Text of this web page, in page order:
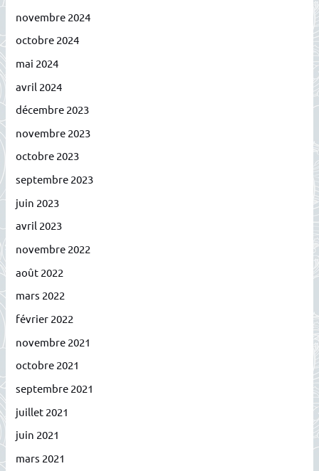
novembre 2024
octobre 2024
mai 2024
avril 2024
décembre 2023
novembre 2023
octobre 2023
septembre 2023
juin 2023
avril 2023
novembre 2022
août 2022
mars 2022
février 2022
novembre 2021
octobre 2021
septembre 2021
juillet 2021
juin 2021
mars 2021